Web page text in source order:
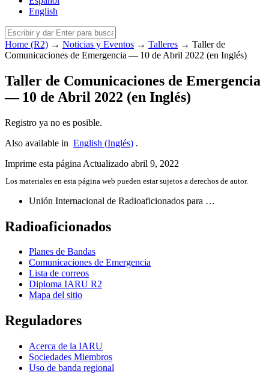
English
Home (R2) → Noticias y Eventos → Talleres → Taller de
Comunicaciones de Emergencia — 10 de Abril 2022 (en Inglés)
Taller de Comunicaciones de Emergencia
— 10 de Abril 2022 (en Inglés)
Registro ya no es posible.
Also available in English (Inglés) .
Imprime esta página Actualizado abril 9, 2022
Los materiales en esta página web pueden estar sujetos a derechos de autor.
Unión Internacional de Radioaficionados para …
Radioaficionados
Planes de Bandas
Comunicaciones de Emergencia
Lista de correos
Diploma IARU R2
Mapa del sitio
Reguladores
Acerca de la IARU
Sociedades Miembros
Uso de banda regional